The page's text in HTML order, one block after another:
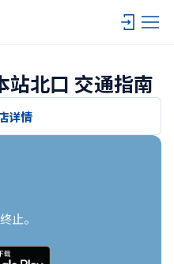
站北口 交通指南
详情
止。